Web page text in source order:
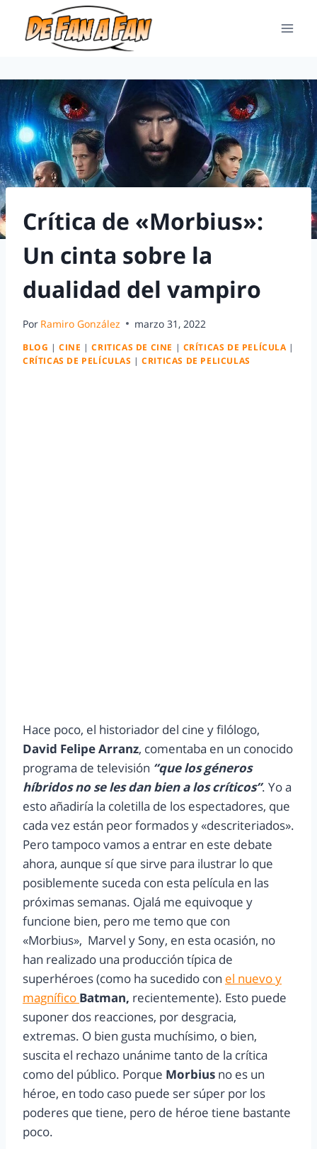
Crítica de «Morbius»:
Un cinta sobre la
dualidad del vampiro
Por Ramiro González marzo 31, 2022
BLOG |CINE |CRITICAS DE CINE | CRÍTICAS DE PELÍCULA |
CRÍTICAS DE PELÍCULAS |CRITICAS DE PELICULAS
Hace poco, el historiador del cine y filólogo,
David Felipe Arranz, comentaba en un conocido
programa de televisión “que los géneros
híbridos no se les dan bien a los críticos”. Yo a
esto añadiría la coletilla de los espectadores, que
cada vez están peor formados y «descriteriados».
Pero tampoco vamos a entrar en este debate
ahora, aunque sí que sirve para ilustrar lo que
posiblemente suceda con esta película en las
próximas semanas. Ojalá me equivoque y
funcione bien, pero me temo que con
«Morbius», Marvel y Sony, en esta ocasión, no
han realizado una producción típica de
superhéroes (como ha sucedido con el nuevo y
magnífico Batman, recientemente). Esto puede
suponer dos reacciones, por desgracia,
extremas. O bien gusta muchísimo, o bien,
suscita el rechazo unánime tanto de la crítica
como del público. Porque Morbius no es un
héroe, en todo caso puede ser súper por los
poderes que tiene, pero de héroe tiene bastante
poco.